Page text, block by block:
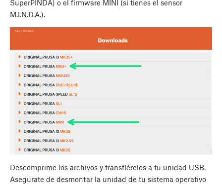
SuperPINDA) o el firmware MINI (si tienes el sensor
M.I.N.D.A.).
Descomprime los archivos y transfiérelos a tu unidad USB.
Asegúrate de desmontar la unidad de tu sistema operativo